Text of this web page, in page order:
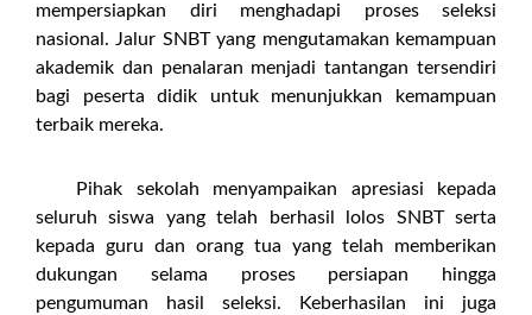
mempersiapkan diri menghadapi proses seleksi
nasional. Jalur SNBT yang mengutamakan kemampuan
akademik dan penalaran menjadi tantangan tersendiri
bagi peserta didik untuk menunjukkan kemampuan
terbaik mereka.
Pihak sekolah menyampaikan apresiasi kepada
seluruh siswa yang telah berhasil lolos SNBT serta
kepada guru dan orang tua yang telah memberikan
dukungan selama proses persiapan hingga
pengumuman hasil seleksi. Keberhasilan ini juga